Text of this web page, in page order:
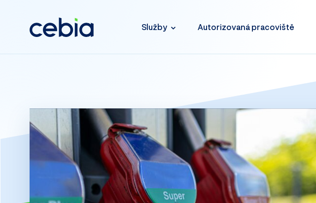
Služby Autorizovaná pracoviště